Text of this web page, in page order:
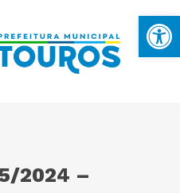
2024 –